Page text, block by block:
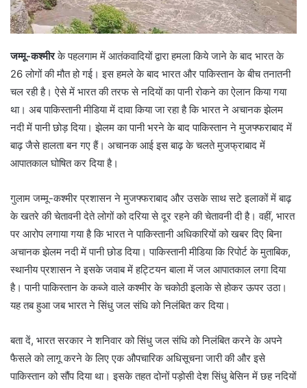
जम्मू-कश्मीरके पहलगाम में आतंकवादियों द्वारा हमला किये जाने के बाद भारत के
26 लोगों की मौत हो गई। इस हमले के बाद भारत और पाकिस्तान के बीच तनातनी
चल रही है। ऐसे में भारत की तरफ से नदियों का पानी रोकने का ऐलान किया गया
था। अब पाकिस्तानी मीडिया में दावा किया जा रहा है कि भारत ने अचानक झेलम
नदी में पानी छोड़ दिया। झेलम का पानी भरने के बाद पाकिस्तान ने मुजफ्फराबाद में
बाढ़ जैसे हालता बन गए हैं। अचानक आई इस बाढ़ के चलते मुजफ्राबाद में
आपातकाल घोषित कर दिया है।
गुलाम जम्मू-कश्मीर प्रशासन ने मुजफ्फराबाद और उसके साथ सटे इलाकों में बाढ़
के खतरे की चेतावनी देते लोगों को दरिया से दूर रहने की चेतावनी दी है। वहीं, भारत
पर आरोप लगाया गया है कि भारत ने पाकिस्तानी अधिकारियों को खबर दिए बिना
अचानक झेलम नदी में पानी छोड दिया। पाकिस्तानी मीडिया कि रिपोर्ट के मुताबिक,
स्थानीय प्रशासन ने इसके जवाब में हट्टियन बाला में जल आपातकाल लगा दिया
है। पानी पाकिस्तान के कब्जे वाले कश्मीर के चकोठी इलाके से होकर ऊपर उठा।
यह तब हुआ जब भारत ने सिंधु जल संधि को निलंबित कर दिया।
बता दें, भारत सरकार ने शनिवार को सिंधु जल संधि को निलंबित करने के अपने
फैसले को लागू करने के लिए एक औपचारिक अधिसूचना जारी की और इसे
पाकिस्तान को सौंप दिया था। इसके तहत दोनों पड़ोसी देश सिंधु बेसिन में छह नदियों